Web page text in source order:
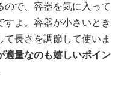
で、容器を気に入って
よ。容器が小さいとき
長さを調節して使いま
適量なのも嬉しいポイン